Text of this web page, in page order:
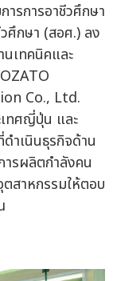
ารการอาชีวศึกษา
ศึกษา (สอศ.) ลง
นเทคนิคและ
Co., Ltd.
ทศญี่ปุ่น และ
ำเนินธุรกิจด้าน
ารผลิตกำลังคน
ตสาหกรรมให้ตอบ